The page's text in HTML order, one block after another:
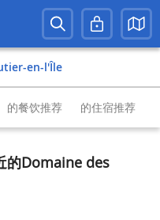
en-l'Île
的餐饮推荐 的住宿推荐
的Domaine des